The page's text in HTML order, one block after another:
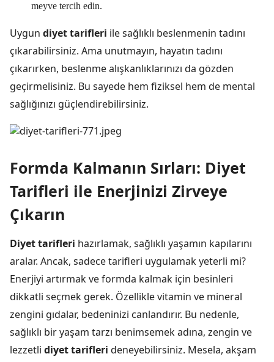
meyve tercih edin.
Uygun diyet tarifleri ile sağlıklı beslenmenin tadını
çıkarabilirsiniz. Ama unutmayın, hayatın tadını
çıkarırken, beslenme alışkanlıklarınızı da gözden
geçirmelisiniz. Bu sayede hem fiziksel hem de mental
sağlığınızı güçlendirebilirsiniz.
Formda Kalmanın Sırları: Diyet
Tarifleri ile Enerjinizi Zirveye
Çıkarın
Diyet tarifleri hazırlamak, sağlıklı yaşamın kapılarını
aralar. Ancak, sadece tarifleri uygulamak yeterli mi?
Enerjiyi artırmak ve formda kalmak için besinleri
dikkatli seçmek gerek. Özellikle vitamin ve mineral
zengini gıdalar, bedeninizi canlandırır. Bu nedenle,
sağlıklı bir yaşam tarzı benimsemek adına, zengin ve
lezzetli diyet tarifleri deneyebilirsiniz. Mesela, akşam